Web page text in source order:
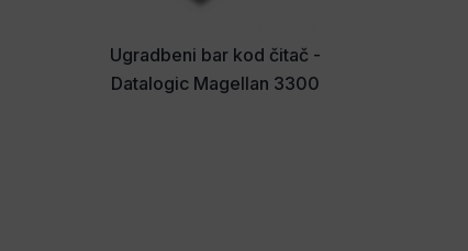
Ugradbeni bar kod čitač -
Datalogic Magellan 3300